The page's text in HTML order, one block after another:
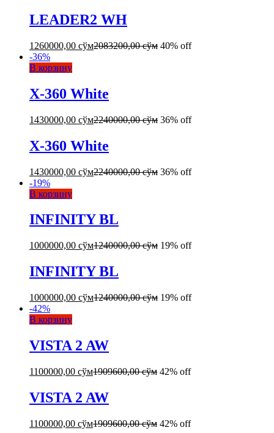
LEADER2 WH
1260000,00 сўм2083200,00сўм 40% off
-36%
В корзину
X-360 White
1430000,00 сўм2240000,00сўм 36% off
X-360 White
1430000,00 сўм2240000,00сўм 36% off
-19%
В корзину
INFINITY BL
1000000,00 сўм1240000,00сўм 19% off
INFINITY BL
1000000,00 сўм1240000,00сўм 19% off
-42%
В корзину
VISTA 2 AW
1100000,00 сўм1909600,00сўм 42% off
VISTA 2 AW
1100000,00 сўм1909600,00сўм 42% off